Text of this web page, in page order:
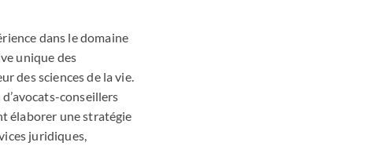
dans le domaine
unique des
des sciences de la vie.
conseillers
élaborer une stratégie
juridiques,